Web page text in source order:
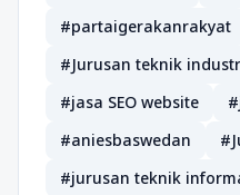
#partaigerakanrakyat
#Jurusan teknik
#jasa SEO website
#aniesbaswedan
#jurusan teknik